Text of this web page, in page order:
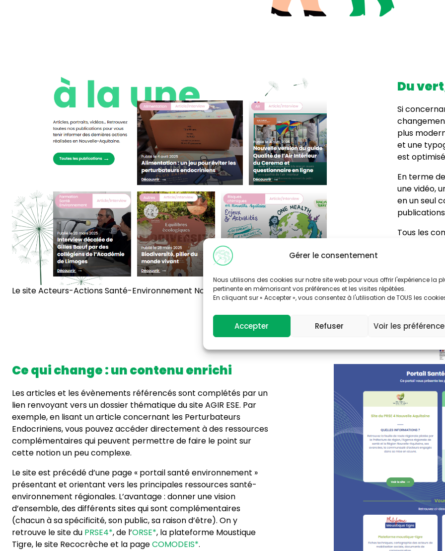
Gérer le consentement
Nous utilisons des cookies sur notre site web pour vous offrir l'expérience la
pertinente en mémorisant vos préférences et les visites répétées.
En cliquant sur « Accepter », vous consentez à l'utilisation de TOUS les
Accepter Refuser Voir les
Le site Acteurs-Actions Santé-Environnement Nouvelle Aquitaine fait peau neuve
Du
Si
plus
et une
est
En terme
une vidéo,
en un seul
Tous les
affinées.
Ce qui change : un contenu enrichi
Les articles et les évènements référencés sont complétés par un
lien renvoyant vers un dossier thématique du site AGIR ESE. Par
exemple, en lisant un article concernant les Perturbateurs
Endocriniens, vous pouvez accéder directement à des ressources
complémentaires qui peuvent permettre de faire le point sur
cette notion un peu complexe.
Le site est précédé d’une page « portail santé environnement »
présentant et orientant vers les principales ressources santé-
environnement régionales. L’avantage : donner une vision
d’ensemble, des différents sites qui sont complémentaires
(chacun à sa spécificité, son public, sa raison d’être). On y
retrouve le site du PRSE4*, de l’ORSE*, la plateforme Moustique
Tigre, le site Recocrèche et la pageCOMODEIS*.